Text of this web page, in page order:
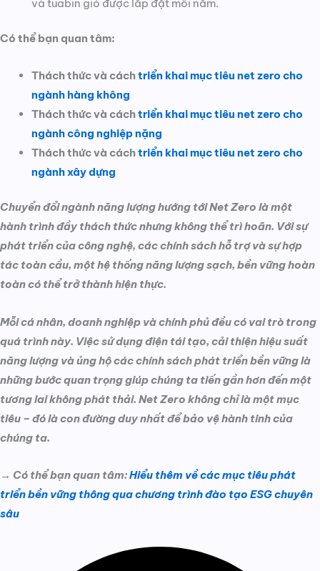
và tuabin gió được lắp đặt mỗi năm.
Có thể bạn quan tâm:
Thách thức và cáchtriển khai mục tiêu net zero cho
ngành hàng không
Thách thức và cáchtriển khai mục tiêu net zero cho
ngành công nghiệp nặng
Thách thức và cáchtriển khai mục tiêu net zero cho
ngành xây dựng
Chuyển đổi ngành năng lượng hướng tới Net Zero là một
hành trình đầy thách thức nhưng không thể trì hoãn. Với sự
phát triển của công nghệ, các chính sách hỗ trợ và sự hợp
tác toàn cầu, một hệ thống năng lượng sạch, bền vững hoàn
toàn có thể trở thành hiện thực.
Mỗi cá nhân, doanh nghiệp và chính phủ đều có vai trò trong
quá trình này. Việc sử dụng điện tái tạo, cải thiện hiệu suất
năng lượng và ủng hộ các chính sách phát triển bền vững là
những bước quan trọng giúp chúng ta tiến gần hơn đến một
tương lai không phát thải. Net Zero không chỉ là một mục
tiêu – đó là con đường duy nhất để bảo vệ hành tinh của
chúng ta.
→ Có thể bạn quan tâm:Hiểu thêm về các mục tiêu phát
triển bền vững thông qua chương trình đào tạo ESG chuyên
sâu